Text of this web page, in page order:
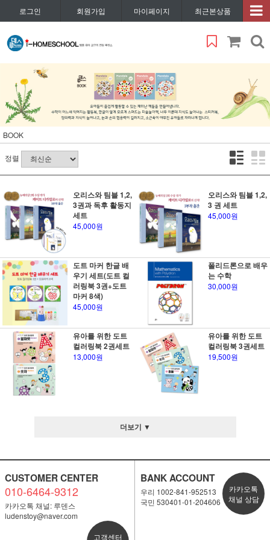
로그인 회원가입 마이페이지 최근본상품
BOOK
정렬
오리스와 팀블 1,2,
3권과 독후 활동지
세트
45,000원
오리스와 팀블 1,2,
3 권 세트
45,000원
도트 마커 한글 배
우기 세트(도트 컬
러링북 3권+도트
마커 8색)
45,000원
폴리드론으로 배우
는 수학
30,000원
유아를 위한 도트
컬러링북 2권세트
13,000원
유아를 위한 도트
컬러링북 3권세트
19,500원
더보기 ▼
CUSTOMER CENTER
010-6464-9312
카카오톡 채널: 루덴스
ludenstoy@naver.com
고객센터
BANK ACCOUNT
우리 1002-841-952513
국민 530401-01-204606
카카오톡
채널 상담